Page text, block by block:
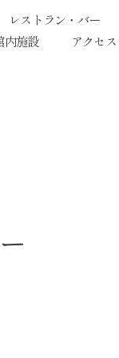
レストラン・バー
内施設 アクセス